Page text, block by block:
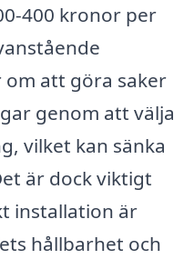
400 kronor per
att göra saker
genom att välja
vilket kan sänka
är dock viktigt
installation är
hållbarhet och